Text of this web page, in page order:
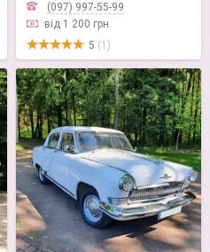
(097) 997-55-99
від 1 200 грн.
5 (1)